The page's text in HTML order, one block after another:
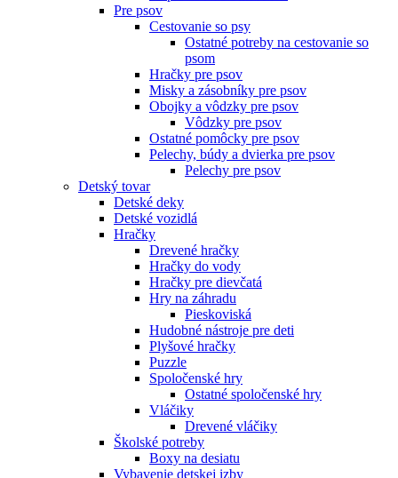
Pre psov
Cestovanie so psy
Ostatné potreby na cestovanie so
psom
Hračky pre psov
Misky a zásobníky pre psov
Obojky a vôdzky pre psov
Vôdzky pre psov
Ostatné pomôcky pre psov
Pelechy, búdy a dvierka pre psov
Pelechy pre psov
Detský tovar
Detské deky
Detské vozidlá
Hračky
Drevené hračky
Hračky do vody
Hračky pre dievčatá
Hry na záhradu
Pieskoviská
Hudobné nástroje pre deti
Plyšové hračky
Puzzle
Spoločenské hry
Ostatné spoločenské hry
Vláčiky
Drevené vláčiky
Školské potreby
Boxy na desiatu
Vybavenie detskej izby